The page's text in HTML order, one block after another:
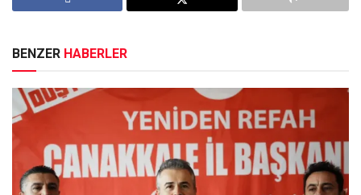
BENZER HABERLER